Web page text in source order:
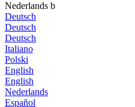
Nederlands b
Deutsch
Deutsch
Deutsch
Italiano
Polski
English
English
Nederlands
Español